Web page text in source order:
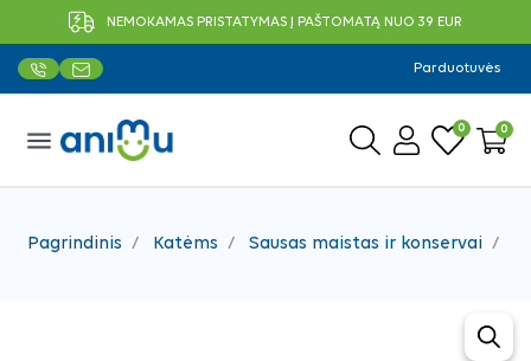
NEMOKAMAS PRISTATYMAS Į PAŠTOMATĄ NUO 39 EUR
Parduotuvės
menu 0 0
Pagrindinis Katėms Sausas maistas ir konservai